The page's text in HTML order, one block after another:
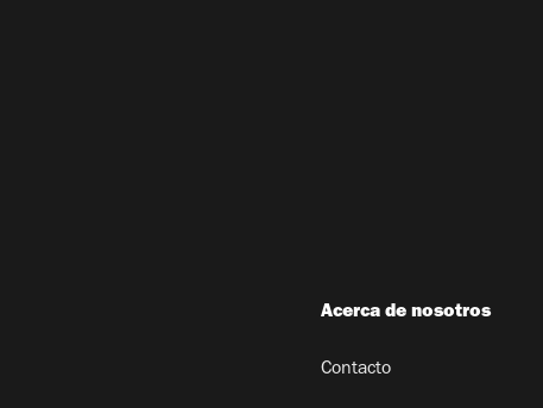
Acerca de nosotros
Contacto